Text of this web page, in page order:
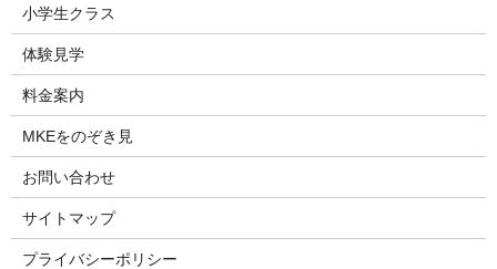
小学生クラス
体験見学
料金案内
MKEをのぞき見
お問い合わせ
サイトマップ
プライバシーポリシー